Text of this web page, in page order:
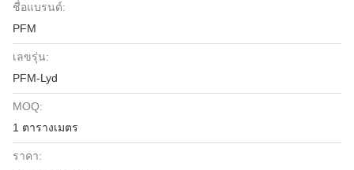
ชื่อแบรนด์:
PFM
เลขรุ่น:
PFM-Lyd
MOQ:
1 ตารางเมตร
ราคา: